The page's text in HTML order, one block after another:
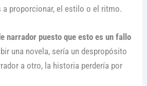
a proporcionar, el estilo o el ritmo.
narrador puesto que esto es un fallo
una novela, sería un despropósito
a otro, la historia perdería por